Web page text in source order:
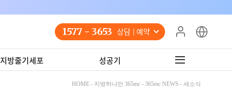
1577 - 3653 상담 예약
지방줄기세포 성공기
HOME - 지방하나만 365mc - 365mc NEWS - 새소식